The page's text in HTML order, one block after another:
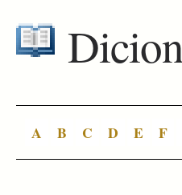
A B C D E F